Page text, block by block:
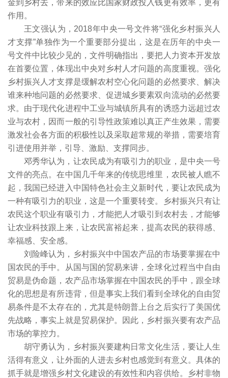
金到乡村去，带来的效应比国家财政投入钱更有效率，更有
作用。
王文强认为，2018年中央一号文件将“强化乡村振兴人
才支撑”单独作为一个重要部分提出，这是在历年的中央一
号文件中比较少见的，文件明确指出，要把人力资本开发放
在首要位置，体现出中央对乡村人才问题的高度重视。强化
乡村振兴人才支撑是缓解农村空心化问题的必然要求、解决
谁来种地问题的必然要求、促进城乡要素双向流动的必然要
求。由于现代化进程中工业与城镇所具有的诱惑力远超过农
业与农村，因而一般的引导性政策难以真正产生效果，需要
激发社会各方面的积极性以及采取超常规的举措，需要培育
引进使用并举，引导、激励、支撑同步。
邓秀华认为，让农民成为有吸引力的职业，是中央一号
文件的亮点。在中国几千年来的传统思维里，农民被人瞧不
起，我国已经进入中国特色社会主义新时代，要让农民成为
一种有吸引力的职业，这是一个重要转变。乡村振兴只有让
农民这个职业有吸引力，才能把人才吸引到农村去，才能够
让农业科技跟上来，让农民富裕起来，提高农民的获得感、
幸福感、安全感。
刘险峰认为，乡村振兴中中国农产品的市场要掌握在中
国农民的手中。从国与国的贸易来讲，全球化过程当中自由
贸易是伪命题，农产品市场掌握在中国农民的手中，跟全球
化的思想是有所违背，但是事实上我们看到全球化的自由贸
易条件是不太存在的，尤其是特朗普上台之后实行了美国优
先战略，事实上就是贸易保护。因此，乡村振兴要有农产品
市场的掌控力。
胡守勇认为，乡村振兴要建构日常文化生活，要让人生
活得有意义，让外面的人进去乡村也感觉到有意义。具体的
抓手就是增强乡村文化建设的有效性和内容供给。乡村非物